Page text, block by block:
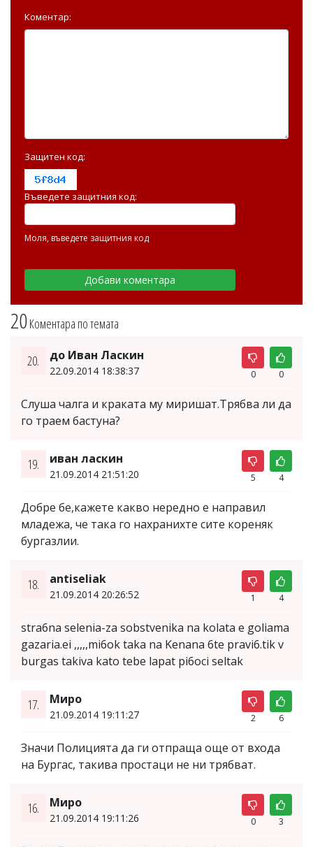
20Коментара по темата
20. до Иван Ласкин
22.09.2014 18:38:37 0 0
Слуша чалга и краката му миришат.Трябва ли да
го траем бастуна?
19. иван ласкин
21.09.2014 21:51:20 5 4
Добре бе,кажете какво нередно е направил
младежа, че така го нахранихте сите кореняк
бургазлии.
18. antiseliak
21.09.2014 20:26:52 1 4
stra6na selenia-za sobstvenika na kolata e goliama
gazaria.ei ,,,,,mi6ok taka na Kenana 6te pravi6.tik v
burgas takiva kato tebe lapat pi6oci seltak
17. Миро
21.09.2014 19:11:27 2 6
Значи Полицията да ги отпраща още от входа
на Бургас, такива простаци не ни трябват.
16. Миро
21.09.2014 19:11:26 0 3
Коментар:
Защитен код:
Въведете защитния код:
Моля, въведете защитния код